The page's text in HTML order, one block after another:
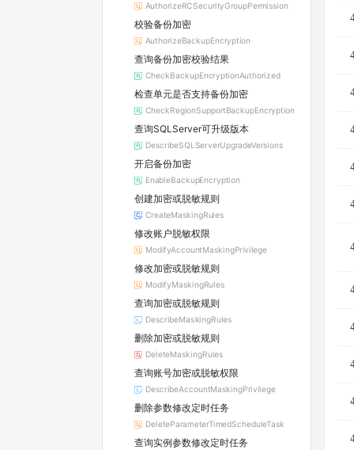
AuthorizeRCSecurityGroupPermission
校验备份加密
AuthorizeBackupEncryption
查询备份加密校验结果
CheckBackupEncryptionAuthorized
检查单元是否支持备份加密
CheckRegionSupportBackupEncryption
查询SQLServer可升级版本
DescribeSQLServerUpgradeVersions
开启备份加密
EnableBackupEncryption
创建加密或脱敏规则
CreateMaskingRules
修改账户脱敏权限
ModifyAccountMaskingPrivilege
修改加密或脱敏规则
ModifyMaskingRules
查询加密或脱敏规则
DescribeMaskingRules
删除加密或脱敏规则
DeleteMaskingRules
查询账号加密或脱敏权限
DescribeAccountMaskingPrivilege
删除参数修改定时任务
DeleteParameterTimedScheduleTask
查询实例参数修改定时任务